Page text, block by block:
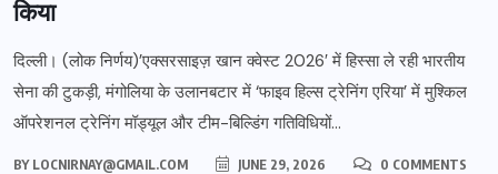
किया
दिल्ली। (लोक निर्णय)’एक्सरसाइज़ खान क्वेस्ट 2026′ में हिस्सा ले रही भारतीय
सेना की टुकड़ी, मंगोलिया के उलानबटार में ‘फाइव हिल्स ट्रेनिंग एरिया’ में मुश्किल
ऑपरेशनल ट्रेनिंग मॉड्यूल और टीम-बिल्डिंग गतिविधियों...
BY LOCNIRNAY@GMAIL.COM JUNE 29, 2026 0 COMMENTS